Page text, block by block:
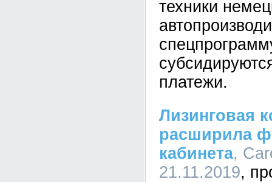
техники
платежи.
Лизинговая
расширила
кабинета,
21.11.2019